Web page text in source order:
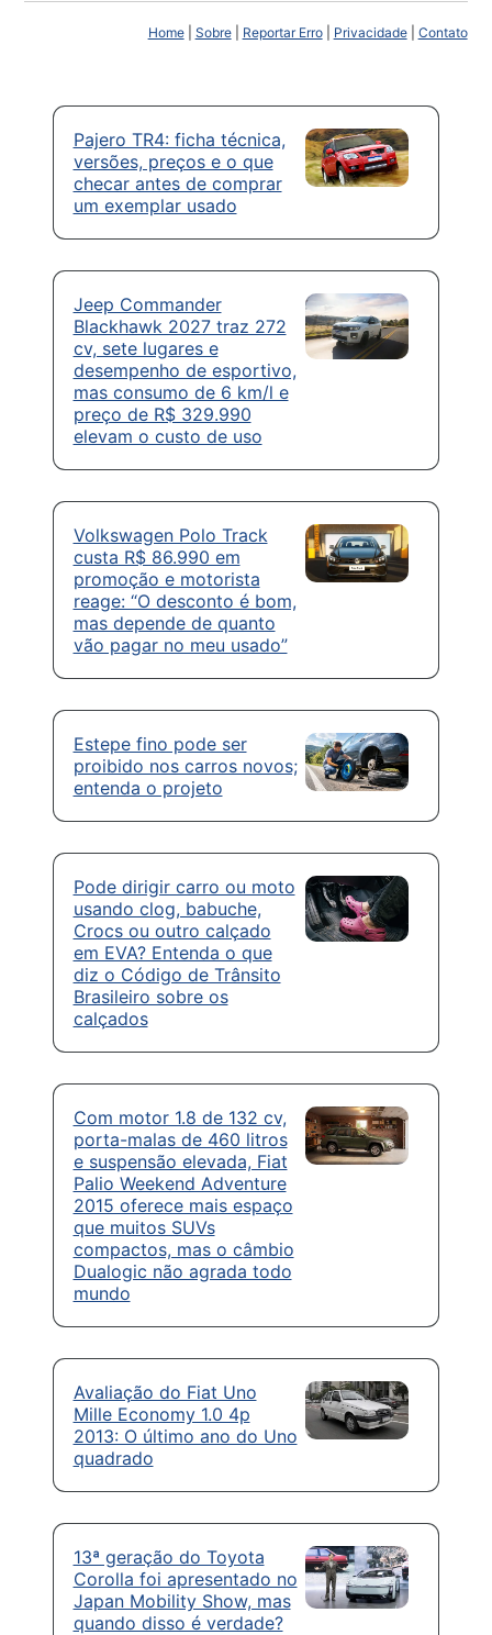
Home| Sobre| Reportar Erro| Privacidade| Contato
Pajero TR4: ficha técnica,
versões, preços e o que
checar antes de comprar
um exemplar usado
Jeep Commander
Blackhawk 2027 traz 272
cv, sete lugares e
desempenho de esportivo,
mas consumo de 6 km/l e
preço de R$ 329.990
elevam o custo de uso
Volkswagen Polo Track
custa R$ 86.990 em
promoção e motorista
reage: “O desconto é bom,
mas depende de quanto
vão pagar no meu usado”
Estepe fino pode ser
proibido nos carros novos;
entenda o projeto
Pode dirigir carro ou moto
usando clog, babuche,
Crocs ou outro calçado
em EVA? Entenda o que
diz o Código de Trânsito
Brasileiro sobre os
calçados
Com motor 1.8 de 132 cv,
porta-malas de 460 litros
e suspensão elevada, Fiat
Palio Weekend Adventure
2015 oferece mais espaço
que muitos SUVs
compactos, mas o câmbio
Dualogic não agrada todo
mundo
Avaliação do Fiat Uno
Mille Economy 1.0 4p
2013: O último ano do Uno
quadrado
13ª geração do Toyota
Corolla foi apresentado no
Japan Mobility Show, mas
quando disso é verdade?